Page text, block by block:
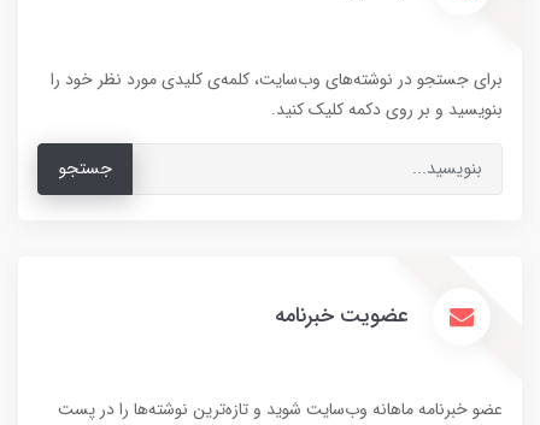
برای جستجو در نوشته‌های وب‌سایت، کلمه‌ی کلیدی مورد نظر خود را
بنویسید و بر روی دکمه کلیک کنید.
جستجو
عضویت خبرنامه
عضو خبرنامه ماهانه وب‌سایت شوید و تازه‌ترین نوشته‌ها را در پست